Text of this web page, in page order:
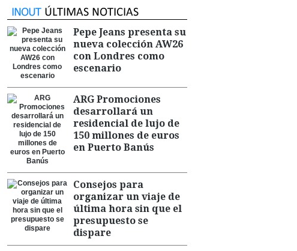
Pepe Jeans presenta su
nueva colección AW26
con Londres como
escenario
ARG Promociones
desarrollará un
residencial de lujo de
150 millones de euros
en Puerto Banús
Consejos para
organizar un viaje de
última hora sin que el
presupuesto se
dispare